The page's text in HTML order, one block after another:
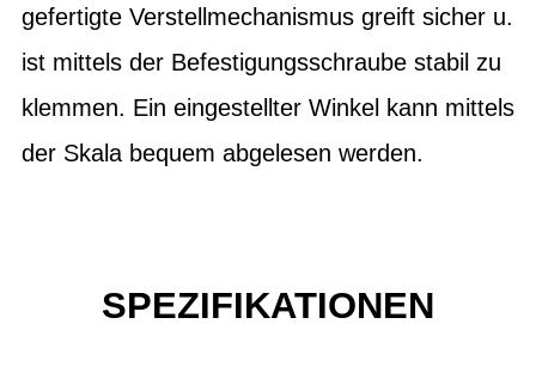
gefertigte Verstellmechanismus greift sicher u.
ist mittels der Befestigungsschraube stabil zu
klemmen. Ein eingestellter Winkel kann mittels
der Skala bequem abgelesen werden.
SPEZIFIKATIONEN